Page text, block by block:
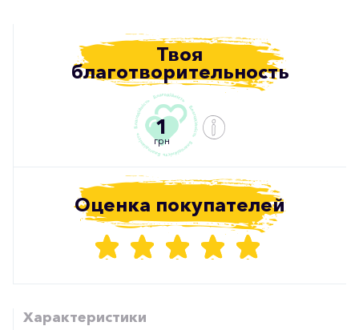
Твоя
благотворительность
1
грн
Оценка покупателей
Характеристики